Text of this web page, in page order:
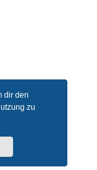
dir den
zu